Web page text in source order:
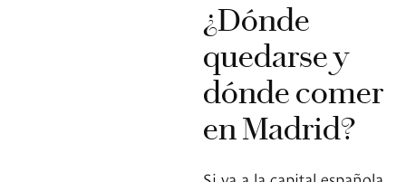
¿Dónde
quedarse y
dónde comer
en Madrid?